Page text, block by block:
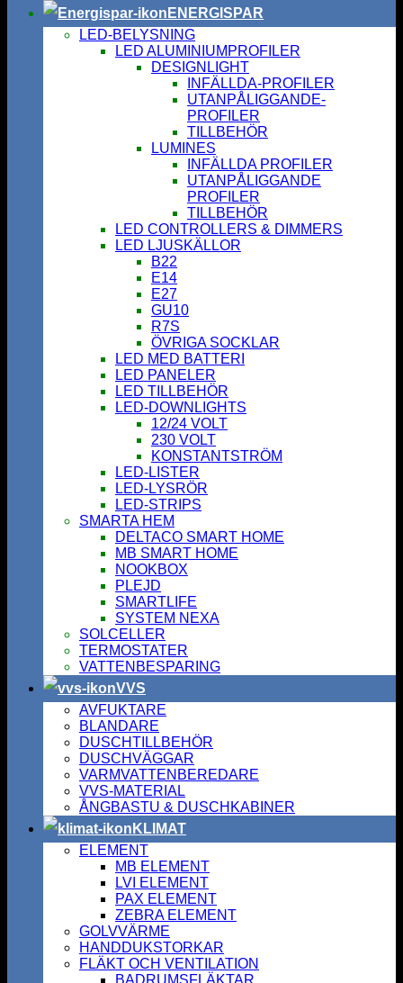
ENERGISPAR
LED-BELYSNING
LED ALUMINIUMPROFILER
DESIGNLIGHT
INFÄLLDA-PROFILER
UTANPÅLIGGANDE-
PROFILER
TILLBEHÖR
LUMINES
INFÄLLDA PROFILER
UTANPÅLIGGANDE
PROFILER
TILLBEHÖR
LED CONTROLLERS & DIMMERS
LED LJUSKÄLLOR
B22
E14
E27
GU10
R7S
ÖVRIGA SOCKLAR
LED MED BATTERI
LED PANELER
LED TILLBEHÖR
LED-DOWNLIGHTS
12/24 VOLT
230 VOLT
KONSTANTSTRÖM
LED-LISTER
LED-LYSRÖR
LED-STRIPS
SMARTA HEM
DELTACO SMART HOME
MB SMART HOME
NOOKBOX
PLEJD
SMARTLIFE
SYSTEM NEXA
SOLCELLER
TERMOSTATER
VATTENBESPARING
VVS
AVFUKTARE
BLANDARE
DUSCHTILLBEHÖR
DUSCHVÄGGAR
VARMVATTENBEREDARE
VVS-MATERIAL
ÅNGBASTU & DUSCHKABINER
KLIMAT
ELEMENT
MB ELEMENT
LVI ELEMENT
PAX ELEMENT
ZEBRA ELEMENT
GOLVVÄRME
HANDDUKSTORKAR
FLÄKT OCH VENTILATION
BADRUMSFLÄKTAR